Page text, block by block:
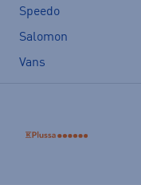
Speedo
Salomon
Vans